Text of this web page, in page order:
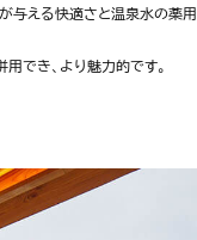
与える快適さと温泉水の薬
でき、より魅力的です。